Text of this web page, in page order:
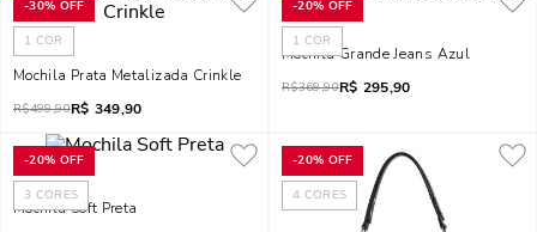
-30% OFF
1 COR
Mochila Prata Metalizada Crinkle
R$499,90R$ 349,90
-20% OFF
1 COR
Mochila Grande Jeans Azul
R$369,90R$ 295,90
-20% OFF
3 CORES
Mochila Soft Preta
-20% OFF
4 CORES